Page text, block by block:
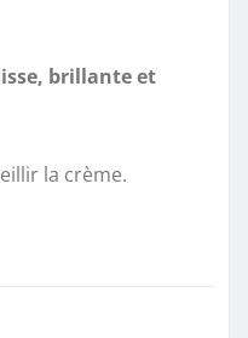
brillante et
la crème.